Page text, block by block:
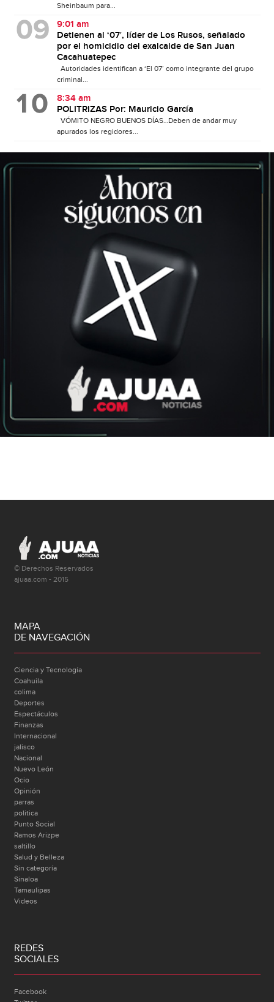
Sheinbaum para...
9:01 am
Detienen al ‘07′, líder de Los Rusos, señalado
por el homicidio del exalcalde de San Juan
Cacahuatepec
Autoridades identifican a ‘El 07’ como integrante del grupo
criminal...
8:34 am
POLITRIZAS Por: Mauricio García
VÓMITO NEGRO BUENOS DÍAS…Deben de andar muy
apurados los regidores...
© Derechos Reservados
ajuaa.com - 2015
MAPA
DE NAVEGACIÓN
Ciencia y Tecnología
Coahuila
colima
Deportes
Espectáculos
Finanzas
Internacional
jalisco
Nacional
Nuevo León
Ocio
Opinión
parras
politica
Punto Social
Ramos Arizpe
saltillo
Salud y Belleza
Sin categoría
Sinaloa
Tamaulipas
Videos
REDES
SOCIALES
Facebook